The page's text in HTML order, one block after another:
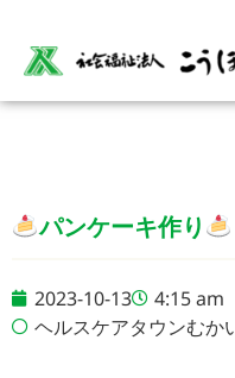
パンケーキ作り
2023-10-13
4:15 am
ヘルスケアタウンむか